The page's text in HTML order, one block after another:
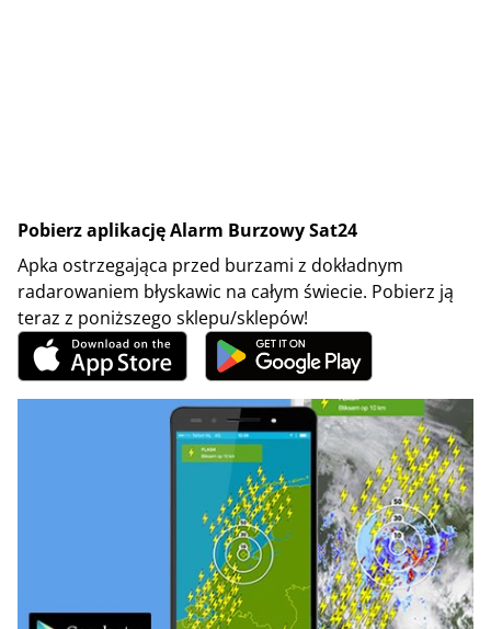
Pobierz aplikację Alarm Burzowy Sat24
Apka ostrzegająca przed burzami z dokładnym
radarowaniem błyskawic na całym świecie. Pobierz ją
teraz z poniższego sklepu/sklepów!